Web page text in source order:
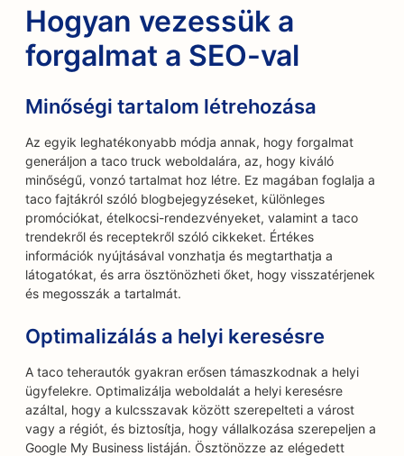
Hogyan vezessük a
forgalmat a SEO-val
Minőségi tartalom létrehozása
Az egyik leghatékonyabb módja annak, hogy forgalmat
generáljon a taco truck weboldalára, az, hogy kiváló
minőségű, vonzó tartalmat hoz létre. Ez magában foglalja a
taco fajtákról szóló blogbejegyzéseket, különleges
promóciókat, ételkocsi-rendezvényeket, valamint a taco
trendekről és receptekről szóló cikkeket. Értékes
információk nyújtásával vonzhatja és megtarthatja a
látogatókat, és arra ösztönözheti őket, hogy visszatérjenek
és megosszák a tartalmát.
Optimalizálás a helyi keresésre
A taco teherautók gyakran erősen támaszkodnak a helyi
ügyfelekre. Optimalizálja weboldalát a helyi keresésre
azáltal, hogy a kulcsszavak között szerepelteti a várost
vagy a régiót, és biztosítja, hogy vállalkozása szerepeljen a
Google My Business listáján. Ösztönözze az elégedett